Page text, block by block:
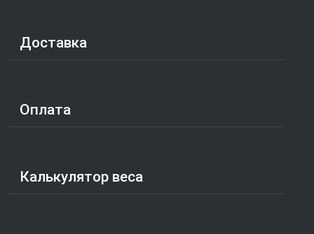
Доставка
Оплата
Калькулятор веса